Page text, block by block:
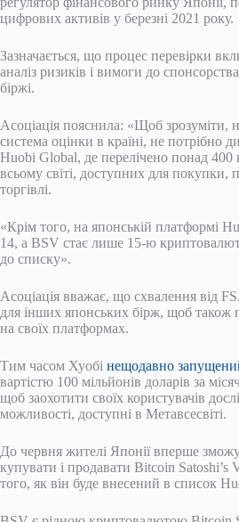
цифрових активів у березні 2021 року.
Зазначається, що процес перевірки
аналіз ризиків і вимоги до
біржі.
Асоціація пояснила: «Щоб зрозуміти,
система оцінки в країні, не потрібно
Huobi Global, де перелічено понад
всьому світі, доступних для покупки,
торгівлі.
«Крім того, на японській платформі
14, а BSV стає лише 15-ю
до списку».
Асоціація вважає, що схвалення від
для інших японських бірж, щоб також
на своїх платформах.
Тим часом Хуобі нещодавно
вартістю 100 мільйонів доларів за
щоб заохотити своїх користувачів
можливості, доступні в Метавсесвіті.
До червня жителі Японії вперше
купувати і продавати Bitcoin Satoshi’s
того, як він буде внесений в список